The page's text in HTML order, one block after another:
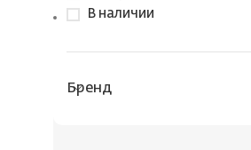
В наличии
Бренд